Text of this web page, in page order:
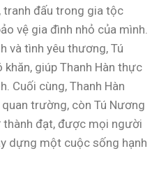
đấu trong gia tộc
vệ gia đình nhỏ của mình.
và tình yêu thương, Tú
giúp Thanh Hàn thực
Cuối cùng, Thanh Hàn
trường, còn Tú Nương
đạt, được mọi người
dựng một cuộc sống hạnh